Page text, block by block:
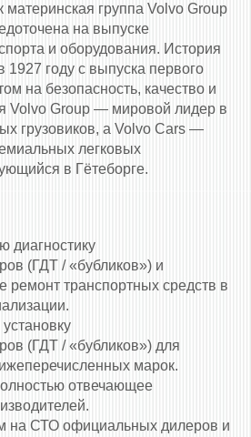
материнская группа Volvo Group
на выпуске
и оборудования. История
1927 году с выпуска первого
на безопасность, качество и
Volvo Group — мировой лидер в
грузовиков, а Volvo Cars —
легковых
в Гётеборге.
диагностику
(ГДТ / «бубликов») и
ремонт транспортных средств в
(ГДТ / «бубликов») для
марок.
отвечающее
на СТО официальных дилеров и